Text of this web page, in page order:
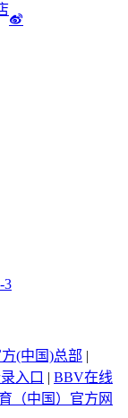
3
(中国)总部 |
入口 | BBV在线
（中国）官方网